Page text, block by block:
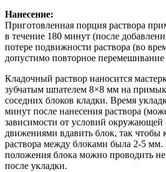
Нанесение:
Приготовленная порция раствора
в течение 180 минут (после
потере подвижности раствора (во
допустимо повторное перемешивание
Кладочный раствор наносится
зубчатым шпателем 8×8 мм на
соседних блоков кладки. Время
минут после нанесения раствора
зависимости от условий
движениями вдавить блок, так чтобы
раствора между блоками была 2-5 мм.
положения блока можно проводить
после укладки.